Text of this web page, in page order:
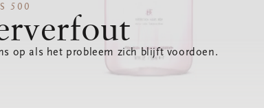
500
op als het probleem zich blijft voordoen.